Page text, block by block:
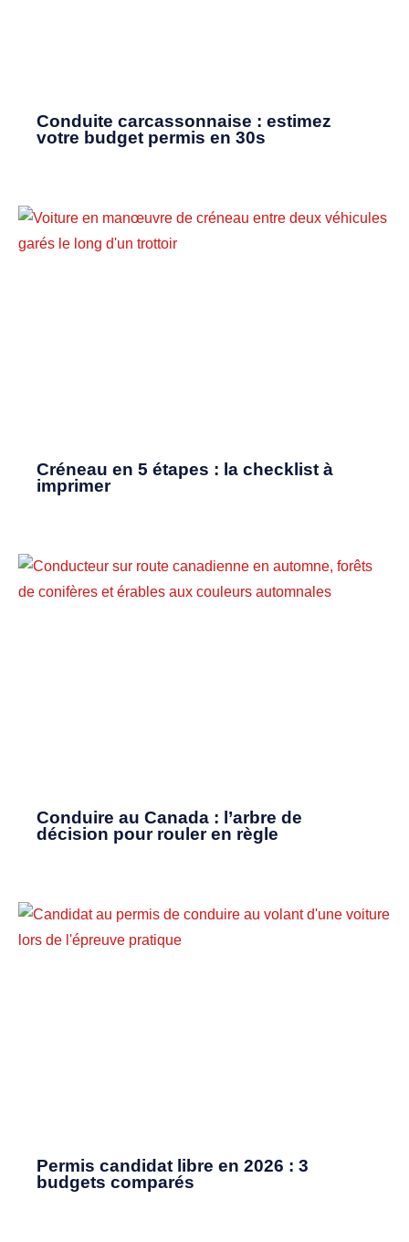
Conduite carcassonnaise : estimez
votre budget permis en 30s
Créneau en 5 étapes : la checklist à
imprimer
Conduire au Canada : l’arbre de
décision pour rouler en règle
Permis candidat libre en 2026 : 3
budgets comparés